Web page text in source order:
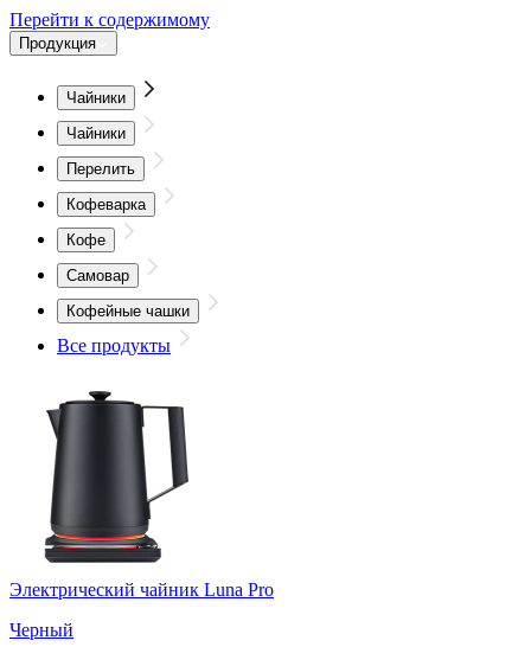
Перейти к содержимому
Продукция
Чайники
Чайники
Перелить
Кофеварка
Кофе
Самовар
Кофейные чашки
Все продукты
Электрический чайник Luna Pro
Черный